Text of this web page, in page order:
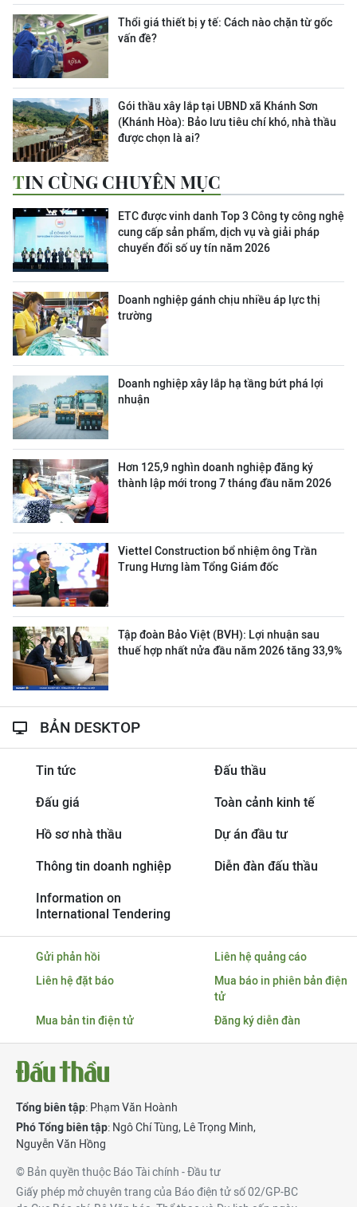
Thổi giá thiết bị y tế: Cách nào chặn từ gốc
vấn đề?
Gói thầu xây lắp tại UBND xã Khánh Sơn
(Khánh Hòa): Bảo lưu tiêu chí khó, nhà thầu
được chọn là ai?
TIN CÙNG CHUYÊN MỤC
ETC được vinh danh Top 3 Công ty công nghệ
cung cấp sản phẩm, dịch vụ và giải pháp
chuyển đổi số uy tín năm 2026
Doanh nghiệp gánh chịu nhiều áp lực thị
trường
Doanh nghiệp xây lắp hạ tầng bứt phá lợi
nhuận
Hơn 125,9 nghìn doanh nghiệp đăng ký
thành lập mới trong 7 tháng đầu năm 2026
Viettel Construction bổ nhiệm ông Trần
Trung Hưng làm Tổng Giám đốc
Tập đoàn Bảo Việt (BVH): Lợi nhuận sau
thuế hợp nhất nửa đầu năm 2026 tăng 33,9%
BẢN DESKTOP
Tin tức Đấu thầu
Đấu giá Toàn cảnh kinh tế
Hồ sơ nhà thầu Dự án đầu tư
Thông tin doanh nghiệp Diễn đàn đấu thầu
Information on
International Tendering
Gửi phản hồi
Liên hệ quảng cáo
Liên hệ đặt báo
Mua báo in phiên bản điện
tử
Mua bản tin điện tử
Đăng ký diễn đàn
Tổng biên tập: Phạm Văn Hoành
Phó Tổng biên tập: Ngô Chí Tùng, Lê Trọng Minh,
Nguyễn Văn Hồng
© Bản quyền thuộc Báo Tài chính - Đầu tư
Giấy phép mở chuyên trang của Báo điện tử số 02/GP-BC